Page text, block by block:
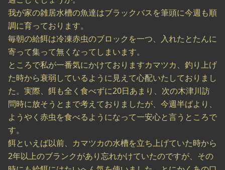
我が家の雑居水槽の魚達はブラックバスを筆頭に今週も順
調に育っております。
毎朝の給餌は冷凍赤虫のブロックを一つ、入れたとたんに
寄って集って無くなってしまいます。
ところで私が一番気にかけておりますカマツカ、釣り上げ
た時から衰弱しているように見えて心配いたしておりまし
た。実際、餌も全く食べずに20日あまり、次の木津川訪
問時に放そうとまで考えておりましたが、今週半ばより、
ようやく赤虫を食べるようになって一安心と言うところで
す。
餌といえば以前、カマツカの水槽を立ち上げていた時から
2年以上のブランクがあり忘れかけていたのですが、その